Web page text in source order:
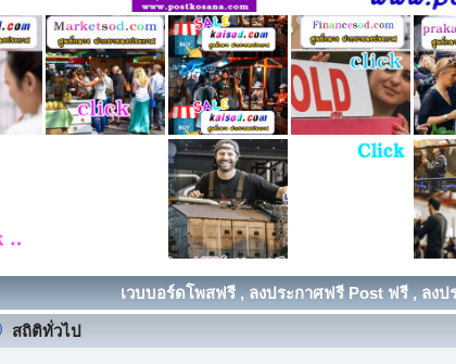
เวบบอร์ดโพสฟรี , ลงประกาศฟรี Post ฟรี , ลง
สถิติทั่วไป